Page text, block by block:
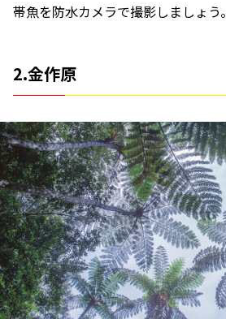
帯魚を防水カメラで撮影しましょう。
2.金作原